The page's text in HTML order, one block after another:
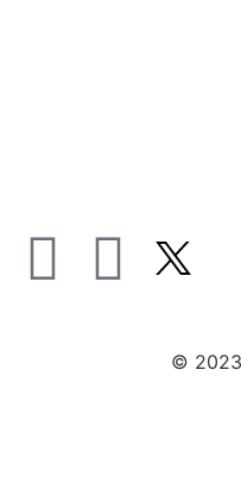
© 2023